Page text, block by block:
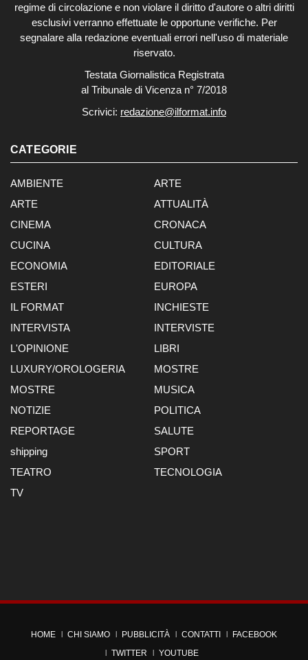
regime di circolazione e non violare il diritto d'autore o altri diritti
esclusivi verranno effettuate le opportune verifiche. Per
segnalare alla redazione eventuali errori nell'uso di materiale
riservato.
Testata Giornalistica Registrata
al Tribunale di Vicenza n° 7/2018
Scrivici: redazione@ilformat.info
CATEGORIE
AMBIENTE
ARTE
ARTE
ATTUALITÀ
CINEMA
CRONACA
CUCINA
CULTURA
ECONOMIA
EDITORIALE
ESTERI
EUROPA
IL FORMAT
INCHIESTE
INTERVISTA
INTERVISTE
L'OPINIONE
LIBRI
LUXURY/OROLOGERIA
MOSTRE
MOSTRE
MUSICA
NOTIZIE
POLITICA
REPORTAGE
SALUTE
shipping
SPORT
TEATRO
TECNOLOGIA
TV
HOME CHI SIAMO PUBBLICITÀ CONTATTI
FACEBOOK
TWITTER
YOUTUBE